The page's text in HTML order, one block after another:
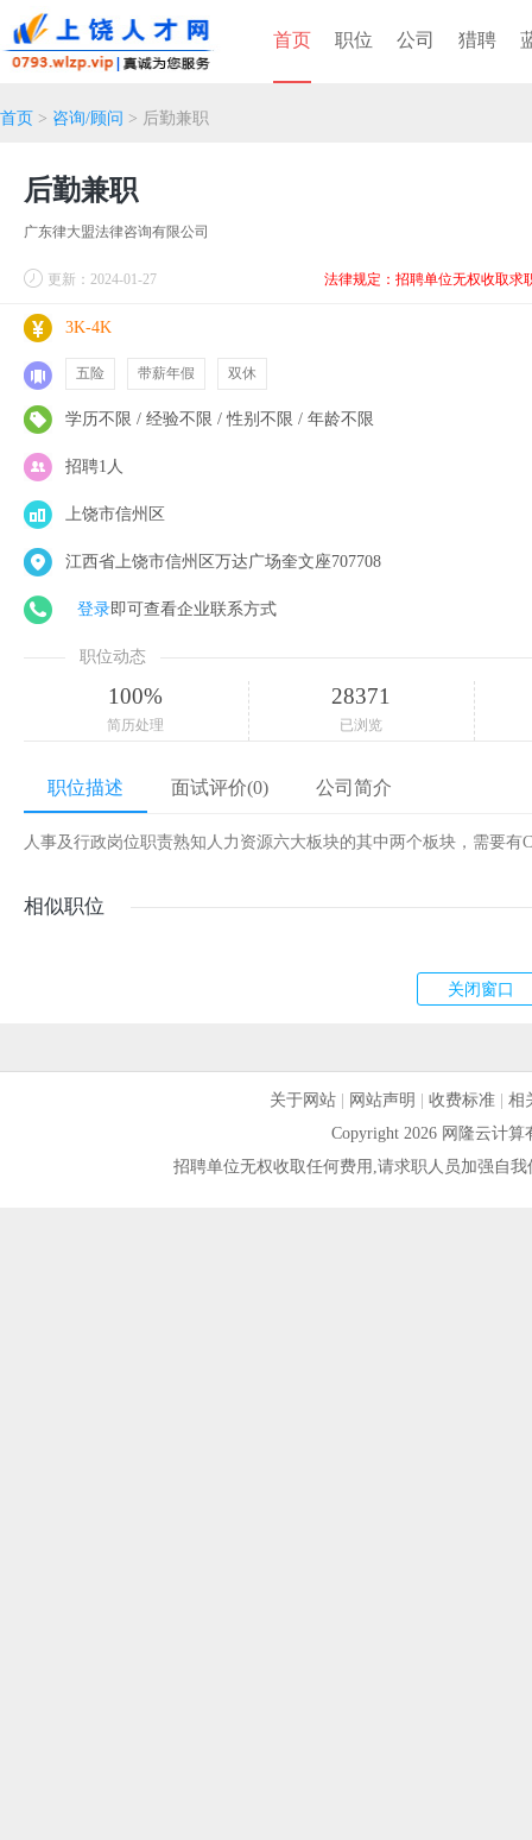
首页 职位 公司 猎聘
首页 > 咨询/顾问 > 后勤兼职
后勤兼职
广东律大盟法律咨询有限公司
更新：2024-01-27 法律规定：招聘单位无权收取求
3K-4K
五险 带薪年假 双休
学历不限 / 经验不限 / 性别不限 / 年龄不限
招聘1人
上饶市信州区
江西省上饶市信州区万达广场奎文座707708
登录即可查看企业联系方式
职位动态
100%
简历处理
28371
已浏览
职位描述 面试评价(0) 公司简介
人事及行政岗位职责熟知人力资源六大板块的其中两个板块，需要有
相似职位
关于网站 网站声明 |收费标准 |相
Copyright 2026 网隆云计
招聘单位无权收取任何费用,请求职人员加强自